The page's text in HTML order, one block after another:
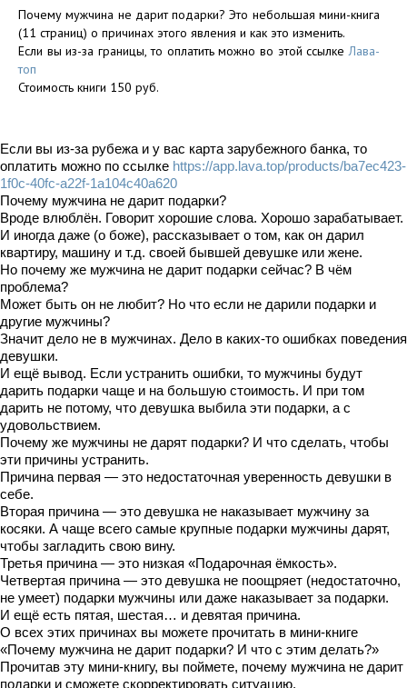
Почему мужчина не дарит подарки? Это небольшая мини-книга
(11 страниц) о причинах этого явления и как это изменить.
Если вы из-за границы, то оплатить можно во этой ссылкеЛава-
топ
Стоимость книги 150 руб.
Если вы из-за рубежа и у вас карта зарубежного банка, то
оплатить можно по ссылке https://app.lava.top/products/ba7ec423-
1f0c-40fc-a22f-1a104c40a620
Почему мужчина не дарит подарки?
Вроде влюблён. Говорит хорошие слова. Хорошо зарабатывает.
И иногда даже (о боже), рассказывает о том, как он дарил
квартиру, машину и т.д. своей бывшей девушке или жене.
Но почему же мужчина не дарит подарки сейчас? В чём
проблема?
Может быть он не любит? Но что если не дарили подарки и
другие мужчины?
Значит дело не в мужчинах. Дело в каких-то ошибках поведения
девушки.
И ещё вывод. Если устранить ошибки, то мужчины будут
дарить подарки чаще и на большую стоимость. И при том
дарить не потому, что девушка выбила эти подарки, а с
удовольствием.
Почему же мужчины не дарят подарки? И что сделать, чтобы
эти причины устранить.
Причина первая — это недостаточная уверенность девушки в
себе.
Вторая причина — это девушка не наказывает мужчину за
косяки. А чаще всего самые крупные подарки мужчины дарят,
чтобы загладить свою вину.
Третья причина — это низкая «Подарочная ёмкость».
Четвертая причина — это девушка не поощряет (недостаточно,
не умеет) подарки мужчины или даже наказывает за подарки.
И ещё есть пятая, шестая… и девятая причина.
О всех этих причинах вы можете прочитать в мини-книге
«Почему мужчина не дарит подарки? И что с этим делать?»
Прочитав эту мини-книгу, вы поймете, почему мужчина не дарит
подарки и сможете скорректировать ситуацию.